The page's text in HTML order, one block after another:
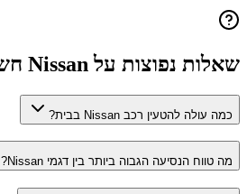
שאלות נפוצות על Nissan
כמה עולה להטעין רכב Nissan בבית?
מה טווח הנסיעה הגבוה ביותר בין דגמי Nissan?